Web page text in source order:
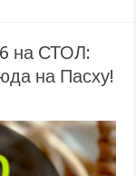
на СТОЛ:
на Пасху!